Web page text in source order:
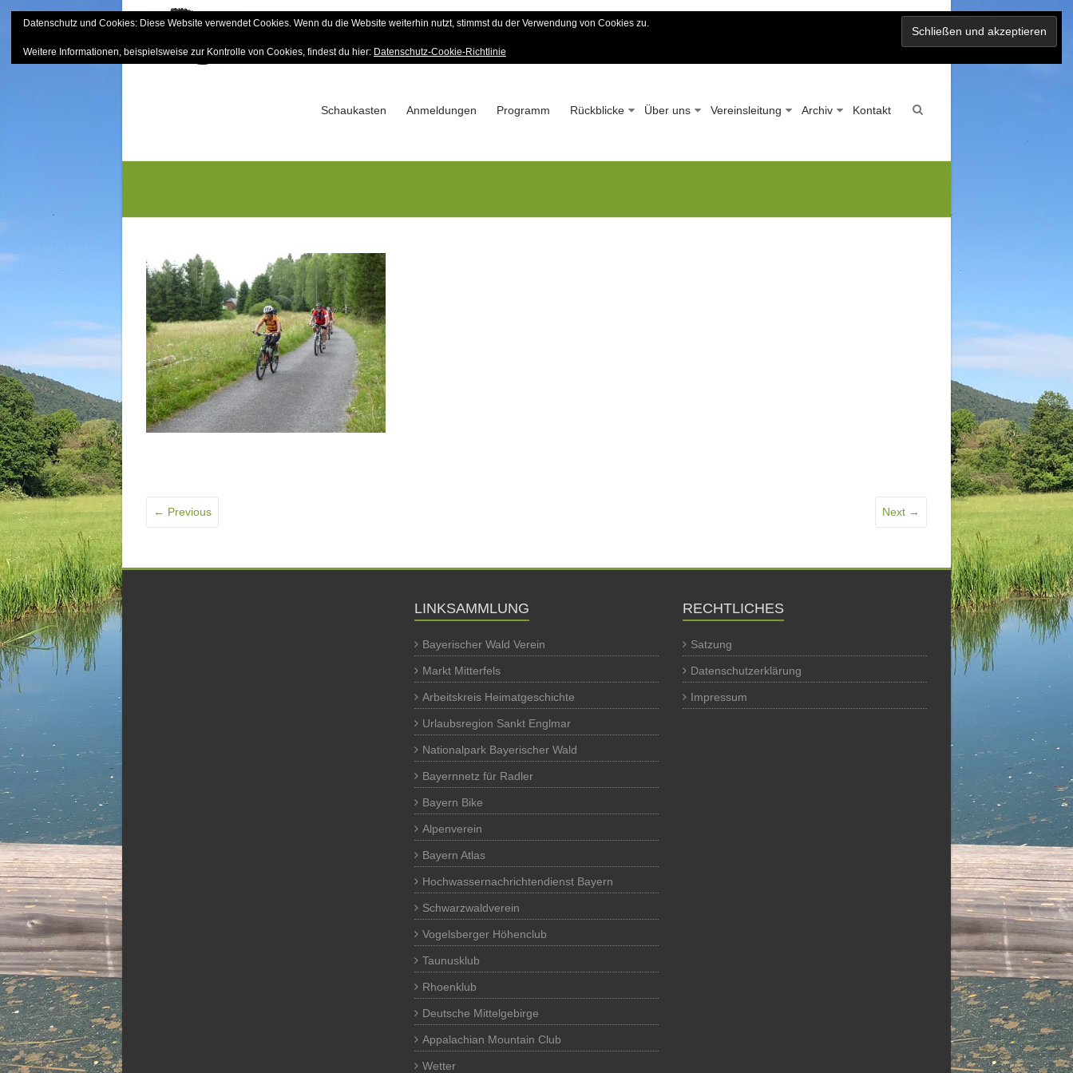
to
Bayerischer Wald-Verein
Sektion Mitterfels e.V. – Seit 1963
Schaukasten Anmeldungen Programm Rückblicke Über uns Vereinsleitung Archiv Kontakt
← Previous Next →
LINKSAMMLUNG
Bayerischer Wald Verein
Markt Mitterfels
Arbeitskreis Heimatgeschichte
Urlaubsregion Sankt Englmar
Nationalpark Bayerischer Wald
Bayernnetz für Radler
Bayern Bike
Alpenverein
Bayern Atlas
Hochwassernachrichtendienst Bayern
Schwarzwaldverein
Vogelsberger Höhenclub
Taunusklub
Rhoenklub
Deutsche Mittelgebirge
Appalachian Mountain Club
Wetter
RECHTLICHES
Satzung
Datenschutzerklärung
Impressum
Datenschutz und Cookies: Diese Website verwendet Cookies. Wenn du die Website weiterhin nutzt, stimmst du der Verwendung von Cookies zu.
Weitere Informationen, beispielsweise zur Kontrolle von Cookies, findest du hier: Datenschutz-Cookie-Richtlinie